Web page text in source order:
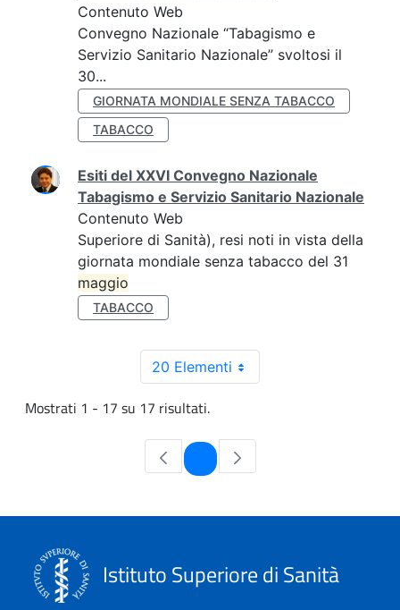
Contenuto Web
Convegno Nazionale “Tabagismo e
Servizio Sanitario Nazionale” svoltosi il
30...
GIORNATA MONDIALE SENZA TABACCO
TABACCO
Esiti del XXVI Convegno Nazionale
Tabagismo e Servizio Sanitario Nazionale
Contenuto Web
Superiore di Sanità), resi noti in vista della
giornata mondiale senza tabacco del 31
maggio
TABACCO
20 Elementi
Mostrati 1 - 17 su 17 risultati.
Pagina
Istituto Superiore di Sanità